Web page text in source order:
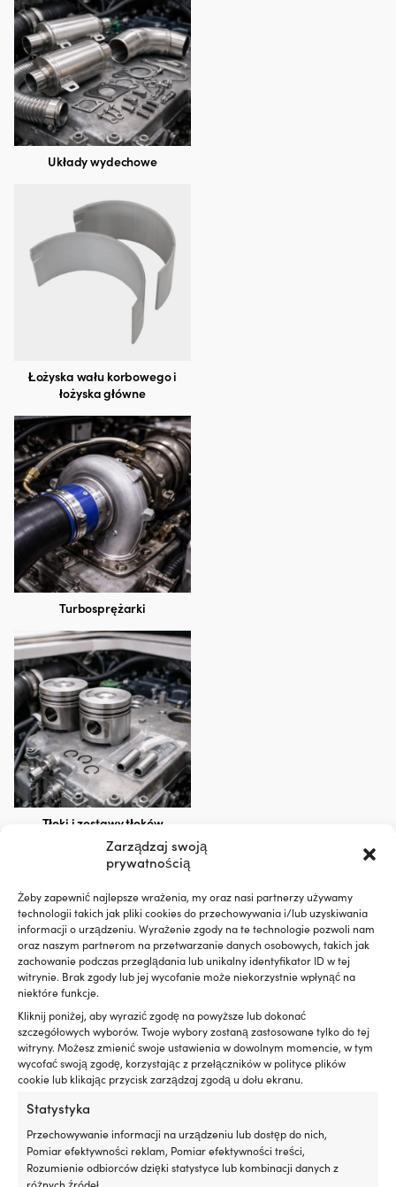
Zarządzaj swoją
prywatnością
Żeby zapewnić najlepsze wrażenia, my oraz nasi partnerzy używamy
technologii takich jak pliki cookies do przechowywania i/lub uzyskiwania
informacji o urządzeniu. Wyrażenie zgody na te technologie pozwoli nam
oraz naszym partnerom na przetwarzanie danych osobowych, takich jak
zachowanie podczas przeglądania lub unikalny identyfikator ID w tej
witrynie. Brak zgody lub jej wycofanie może niekorzystnie wpłynąć na
niektóre funkcje.
Kliknij poniżej, aby wyrazić zgodę na powyższe lub dokonać
szczegółowych wyborów. Twoje wybory zostaną zastosowane tylko do tej
witryny. Możesz zmienić swoje ustawienia w dowolnym momencie, w tym
wycofać swoją zgodę, korzystając z przełączników w polityce plików
cookie lub klikając przycisk zarządzaj zgodą u dołu ekranu.
Statystyka
Przechowywanie informacji na urządzeniu lub dostęp do nich,
Pomiar efektywności reklam, Pomiar efektywności treści,
Rozumienie odbiorców dzięki statystyce lub kombinacji danych z
różnych źródeł.
Układy wydechowe
Łożyska wału korbowego i
łożyska główne
Turbosprężarki
Tłoki i zestawy tłoków
Poduszki silnika